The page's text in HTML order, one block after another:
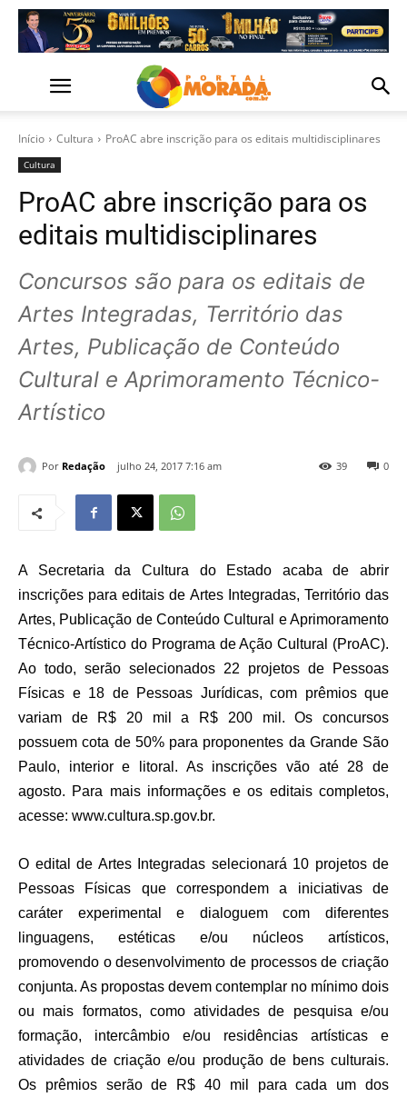
Início Cultura ProAC abre inscrição para os editais multidisciplinares
Cultura
ProAC abre inscrição para os
editais multidisciplinares
Concursos são para os editais de
Artes Integradas, Território das
Artes, Publicação de Conteúdo
Cultural e Aprimoramento Técnico-
Artístico
Por Redação julho 24, 2017 7:16 am 0
39
A Secretaria da Cultura do Estado acaba de abrir
inscrições para editais de Artes Integradas, Território das
Artes, Publicação de Conteúdo Cultural e Aprimoramento
Técnico-Artístico do Programa de Ação Cultural (ProAC).
Ao todo, serão selecionados 22 projetos de Pessoas
Físicas e 18 de Pessoas Jurídicas, com prêmios que
variam de R$ 20 mil a R$ 200 mil. Os concursos
possuem cota de 50% para proponentes da Grande São
Paulo, interior e litoral. As inscrições vão até 28 de
agosto. Para mais informações e os editais completos,
acesse: www.cultura.sp.gov.br.
O edital de Artes Integradas selecionará 10 projetos de
Pessoas Físicas que correspondem a iniciativas de
caráter experimental e dialoguem com diferentes
linguagens, estéticas e/ou núcleos artísticos,
promovendo o desenvolvimento de processos de criação
conjunta. As propostas devem contemplar no mínimo dois
ou mais formatos, como atividades de pesquisa e/ou
formação, intercâmbio e/ou residências artísticas e
atividades de criação e/ou produção de bens culturais.
Os prêmios serão de R$ 40 mil para cada um dos